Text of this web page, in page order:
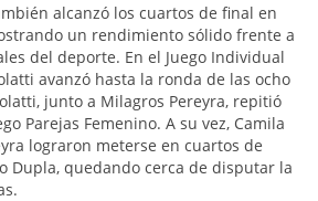
alcanzó los cuartos de final en
un rendimiento sólido frente a
del deporte. En el Juego Individual
avanzó hasta la ronda de las ocho
junto a Milagros Pereyra, repitió
Parejas Femenino. A su vez, Camila
lograron meterse en cuartos de
Dupla, quedando cerca de disputar la